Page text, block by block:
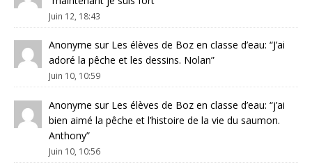
Juin 12, 18:43
Anonyme sur Les élèves de Boz en classe d’eau: “J’ai
adoré la pêche et les dessins. Nolan”
Juin 10, 10:59
Anonyme sur Les élèves de Boz en classe d’eau: “j’ai
bien aimé la pêche et l’histoire de la vie du saumon.
Anthony”
Juin 10, 10:56